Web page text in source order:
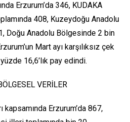
Erzurum’da 346, KUDAKA
408, Kuzeydoğu Anadolu
Doğu Anadolu Bölgesinde 2 bin
Mart ayı karşılıksız çek
16,6’lık pay edindi.
VERİLER
kapsamında Erzurum’da 867,